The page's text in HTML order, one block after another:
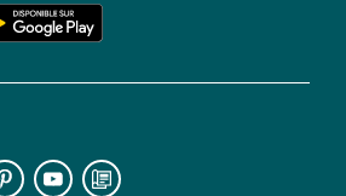
réseaux sociaux lien vers l'espace réseaux sociaux lien vers le blog la redoute